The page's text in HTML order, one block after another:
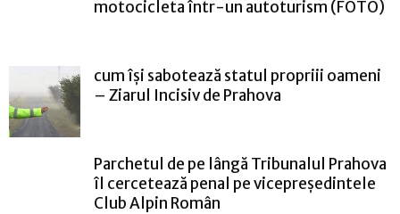
motocicleta într-un autoturism (FOTO)
cum își sabotează statul propriii oameni
– Ziarul Incisiv de Prahova
Parchetul de pe lângă Tribunalul Prahova
îl cercetează penal pe vicepreședintele
Club Alpin Român